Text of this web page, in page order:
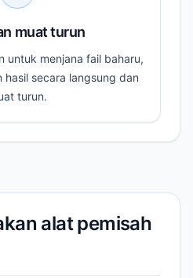
muat turun
untuk menjana fail baharu,
secara langsung dan
turun.
alat pemisah